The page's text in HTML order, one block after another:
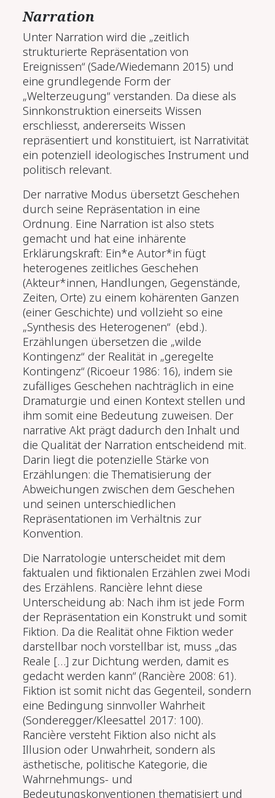
Narration
Unter Narration wird die „zeitlich
strukturierte Repräsentation von
Ereignissen“ (Sade/Wiedemann 2015) und
eine grundlegende Form der
„Welterzeugung“ verstanden. Da diese als
Sinnkonstruktion einerseits Wissen
erschliesst, andererseits Wissen
repräsentiert und konstituiert, ist Narrativität
ein potenziell ideologisches Instrument und
politisch relevant.
Der narrative Modus übersetzt Geschehen
durch seine Repräsentation in eine
Ordnung. Eine Narration ist also stets
gemacht und hat eine inhärente
Erklärungskraft: Ein*e Autor*in fügt
heterogenes zeitliches Geschehen
(Akteur*innen, Handlungen, Gegenstände,
Zeiten, Orte) zu einem kohärenten Ganzen
(einer Geschichte) und vollzieht so eine
„Synthesis des Heterogenen“ (ebd.).
Erzählungen übersetzen die „wilde
Kontingenz“ der Realität in „geregelte
Kontingenz“ (Ricoeur 1986: 16), indem sie
zufälliges Geschehen nachträglich in eine
Dramaturgie und einen Kontext stellen und
ihm somit eine Bedeutung zuweisen. Der
narrative Akt prägt dadurch den Inhalt und
die Qualität der Narration entscheidend mit.
Darin liegt die potenzielle Stärke von
Erzählungen: die Thematisierung der
Abweichungen zwischen dem Geschehen
und seinen unterschiedlichen
Repräsentationen im Verhältnis zur
Konvention.
Die Narratologie unterscheidet mit dem
faktualen und fiktionalen Erzählen zwei Modi
des Erzählens. Rancière lehnt diese
Unterscheidung ab: Nach ihm ist jede Form
der Repräsentation ein Konstrukt und somit
Fiktion. Da die Realität ohne Fiktion weder
darstellbar noch vorstellbar ist, muss „das
Reale […] zur Dichtung werden, damit es
gedacht werden kann“ (Rancière 2008: 61).
Fiktion ist somit nicht das Gegenteil, sondern
eine Bedingung sinnvoller Wahrheit
(Sonderegger/Kleesattel 2017: 100).
Rancière versteht Fiktion also nicht als
Illusion oder Unwahrheit, sondern als
ästhetische, politische Kategorie, die
Wahrnehmungs- und
Bedeutungskonventionen thematisiert und